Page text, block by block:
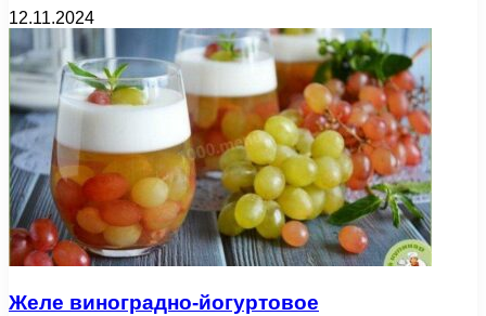
12.11.2024
Желе виноградно-йогуртовое